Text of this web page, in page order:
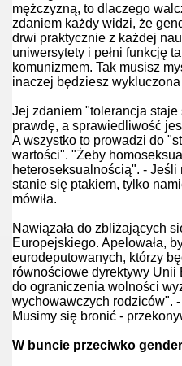
mężczyzną, to dlaczego
zdaniem każdy widzi, że
drwi praktycznie z każdej
uniwersytety i pełni funkcję
komunizmem. Tak musisz
inaczej będziesz wykluczona
Jej zdaniem "tolerancja
prawdę, a sprawiedliwość
A wszystko to prowadzi do
wartości". "Żeby
heteroseksualnością". -
stanie się ptakiem, tylko
mówiła.
Nawiązała do zbliżających
Europejskiego. Apelowała,
eurodeputowanych, którzy
równościowe dyrektywy Unii
do ograniczenia wolności
wychowawczych rodziców".
Musimy się bronić -
W buncie przeciwko
Bogu